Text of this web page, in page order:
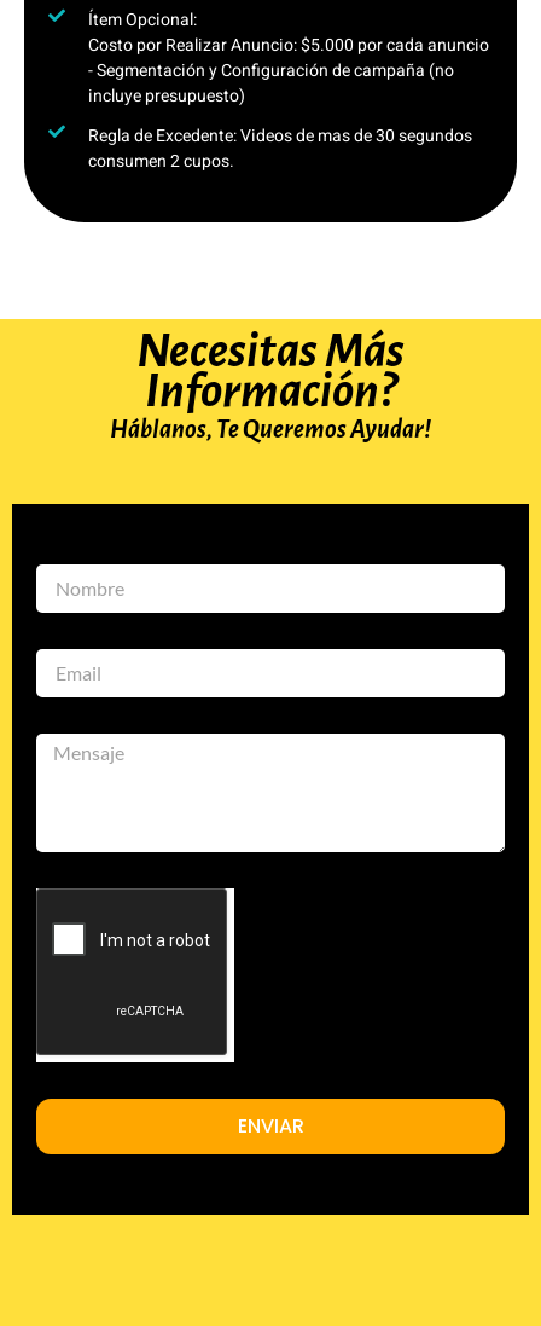
Ítem Opcional:
Costo por Realizar Anuncio: $5.000 por cada anuncio
- Segmentación y Configuración de campaña (no
incluye presupuesto)
Regla de Excedente: Videos de mas de 30 segundos
consumen 2 cupos.
Necesitas Más
Información?
Háblanos, Te Queremos Ayudar!
ENVIAR